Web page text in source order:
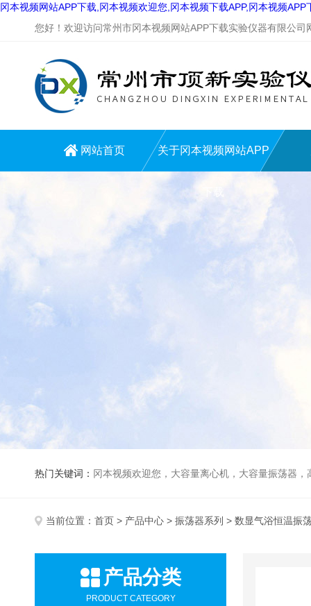
冈本视频网站APP下载,冈本视频欢迎您,冈本视频下载APP,冈本视频APP
您好！欢迎访问常州市冈本视频网站APP下载实验仪器有限公司网
网站首页 关于冈本视频网站APP
热门关键词： 冈本视频欢迎您，大容量离心机，大容量振荡器，高速冷冻离心机，生化、光照、振荡培养箱，磁力搅拌器
当前位置： 首页 > 产品中心 > 振荡器系列 > 数显气浴恒温振
产品分类
PRODUCT CATEGORY